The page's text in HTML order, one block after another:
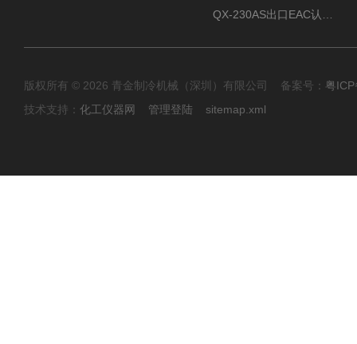
版权所有 © 2026 青金制冷机械（深圳）有限公司 备案号： 粤
技术支持： 化工仪器网 管理登陆 sitemap.xml